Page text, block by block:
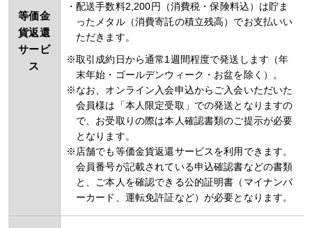
等価金
貨返還
サービ
ス
配送手数料2,200円（消費税・保険料込）は貯ま
ったメタル（消費寄託の積立残高）でお支払いい
ただきます。
取引成約日から通常1週間程度で発送します（年
末年始・ゴールデンウィーク・お盆を除く）。
なお、オンライン入会申込からご入会いただいた
会員様は「本人限定受取」での発送となりますの
で、お受取りの際は本人確認書類のご提示が必要
となります。
店舗でも等価金貨返還サービスを利用できます。
会員番号が記載されている申込確認書などの書類
と、ご本人を確認できる公的証明書（マイナンバ
ーカード、運転免許証など）が必要となります。